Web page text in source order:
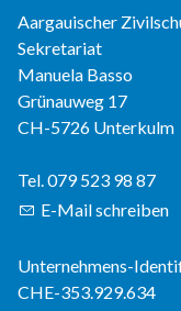
Aargauischer
Sekretariat
Manuela Basso
Grünauweg 17
CH-5726 Unterkulm
Tel. 079 523 98 87
E-Mail schreiben
Unternehmens-
CHE-353.929.634